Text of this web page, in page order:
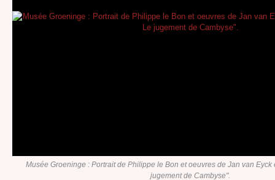
Musée Groeninge : Portrait de Philippe le Bon et oeuvres de Jan van Eyck
jugement de Cambyse".